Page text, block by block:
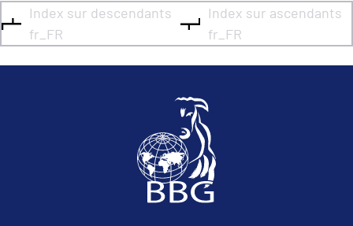
Index sur descendants
fr_FR
Index sur ascendants
fr_FR